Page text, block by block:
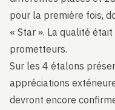
pour la première fois,
« Star ». La qualité
prometteurs.
Sur les 4 étalons
appréciations
devront encore